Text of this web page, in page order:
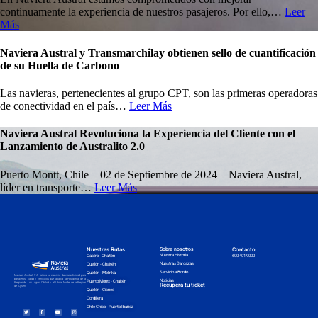
continuamente la experiencia de nuestros pasajeros. Por ello,… Leer
Más
Naviera Austral y Transmarchilay obtienen sello de cuantificación
de su Huella de Carbono
Las navieras, pertenecientes al grupo CPT, son las primeras operadoras
de conectividad en el país… Leer Más
Naviera Austral Revoluciona la Experiencia del Cliente con el
Lanzamiento de Australito 2.0
Puerto Montt, Chile – 02 de Septiembre de 2024 – Naviera Austral,
líder en transporte…Leer Más
Naviera Austral S.A. brinda un servicio de conectividad para
pasajeros, carga y vehículos que abarca la Patagonia de la
Región de Los Lagos, Chiloé y el Litoral Norte de la Región
de Aysén.
Nuestras Rutas
Castro - Chaitén
Quellón - Chaitén
Quellón - Melinka
Puerto Montt - Chaitén
Quellón - Cisnes
Cordillera
Chile Chico - Puerto Ibañez
Sobre nosotros
Nuestra Historia
Nuestras Barcazas
Servicio a Bordo
Noticias
Recupera tu ticket
Contacto
600 401 9000